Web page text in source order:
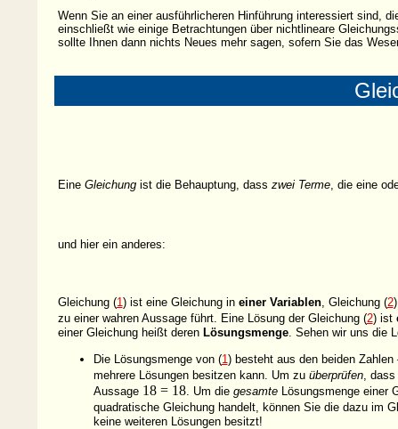
Wenn Sie an einer ausführlicheren Hinführung interessiert sind,
einschließt wie einige Betrachtungen über nichtlineare
sollte Ihnen dann nichts Neues mehr sagen, sofern Sie das
Eine Gleichungist die Behauptung, dass zwei Terme, die eine
und hier ein anderes:
Gleichung (1) ist eine Gleichung in einer Variablen, Gleichung (2
zu einer wahren Aussage führt. Eine Lösung der Gleichung (2) ist
einer Gleichung heißt deren Lösungsmenge. Sehen wir uns die
Die Lösungsmenge von (1) besteht aus den beiden Zahlen
mehrere Lösungen besitzen kann. Um zu überprüfen, dass
Aussage 18 = 18. Um die gesamteLösungsmenge einer
quadratische Gleichung handelt, können Sie die dazu im
keine weiteren Lösungen besitzt!